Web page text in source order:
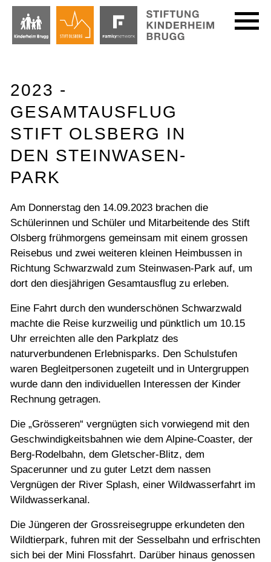
2023 -
GESAMTAUSFLUG
STIFT OLSBERG IN
DEN STEINWASEN-
PARK
Am Donnerstag den 14.09.2023 brachen die
Schülerinnen und Schüler und Mitarbeitende des Stift
Olsberg frühmorgens gemeinsam mit einem grossen
Reisebus und zwei weiteren kleinen Heimbussen in
Richtung Schwarzwald zum Steinwasen-Park auf, um
dort den diesjährigen Gesamtausflug zu erleben.
Eine Fahrt durch den wunderschönen Schwarzwald
machte die Reise kurzweilig und pünktlich um 10.15
Uhr erreichten alle den Parkplatz des
naturverbundenen Erlebnisparks. Den Schulstufen
waren Begleitpersonen zugeteilt und in Untergruppen
wurde dann den individuellen Interessen der Kinder
Rechnung getragen.
Die „Grösseren“ vergnügten sich vorwiegend mit den
Geschwindigkeitsbahnen wie dem Alpine-Coaster, der
Berg-Rodelbahn, dem Gletscher-Blitz, dem
Spacerunner und zu guter Letzt dem nassen
Vergnügen der River Splash, einer Wildwasserfahrt im
Wildwasserkanal.
Die Jüngeren der Grossreisegruppe erkundeten den
Wildtierpark, fuhren mit der Sesselbahn und erfrischten
sich bei der Mini Flossfahrt. Darüber hinaus genossen